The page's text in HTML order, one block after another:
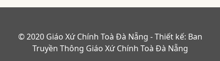
© 2020 Giáo Xứ Chính Toà Đà Nẵng - Thiết kế: Ban
Truyền Thông Giáo Xứ Chính Toà Đà Nẵng